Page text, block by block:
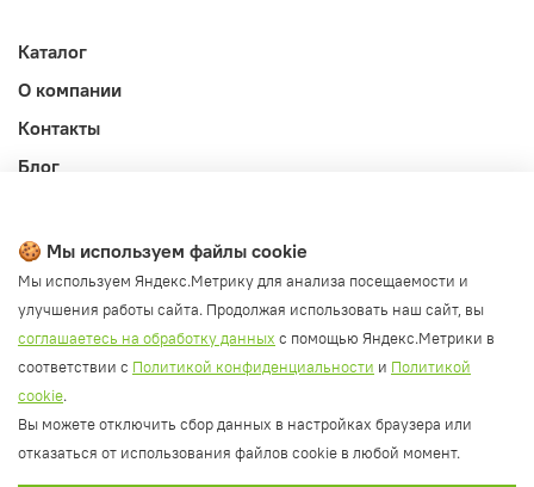
Каталог
О компании
Контакты
Блог
Публичная оферта
Политика конфиденциальности и обработки ПД
Согласие на обработку ПД
Согласие на рассылку
Согласие на обработку cookie файлов
Политика cookie
🍪 Мы используем файлы cookie
Мы используем Яндекс.Метрику для анализа посещаемости и
улучшения работы сайта. Продолжая использовать наш сайт, вы
соглашаетесь на обработку данных с помощью Яндекс.Метрики в
соответствии с Политикой конфиденциальности и Политикой
cookie.
Вы можете отключить сбор данных в настройках браузера или
отказаться от использования файлов cookie в любой момент.